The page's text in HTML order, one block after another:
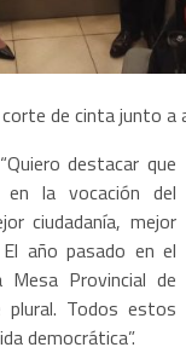
corte de cinta junto a
destacar que
la vocación del
ciudadanía, mejor
año pasado en el
Provincial de
plural. Todos estos
democrática”.